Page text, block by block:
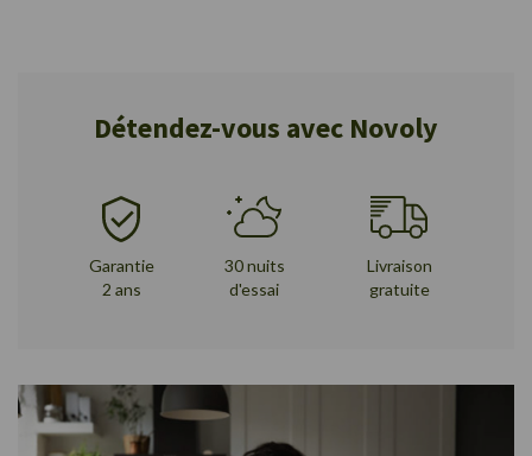
Détendez-vous avec Novoly
Garantie
2 ans
30 nuits
d'essai
Livraison
gratuite